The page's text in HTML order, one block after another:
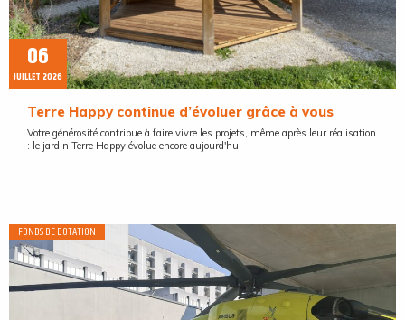
06
JUILLET 2026
Terre Happy continue d’évoluer grâce à vous
Votre générosité contribue à faire vivre les projets, même après leur réalisation
: le jardin Terre Happy évolue encore aujourd'hui
FONDS DE DOTATION